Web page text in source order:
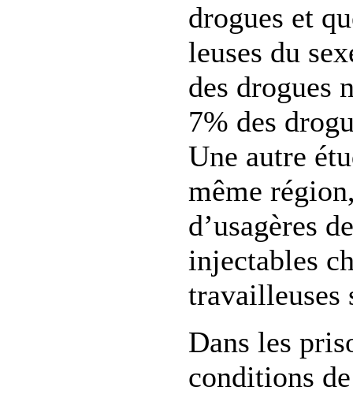
drogues et
leuses du
des drogues
7% des
Une autre
même
d’usagères
injectables
travailleuses
Dans les
conditions